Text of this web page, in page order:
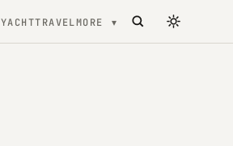
YACHTTRAVELMORE